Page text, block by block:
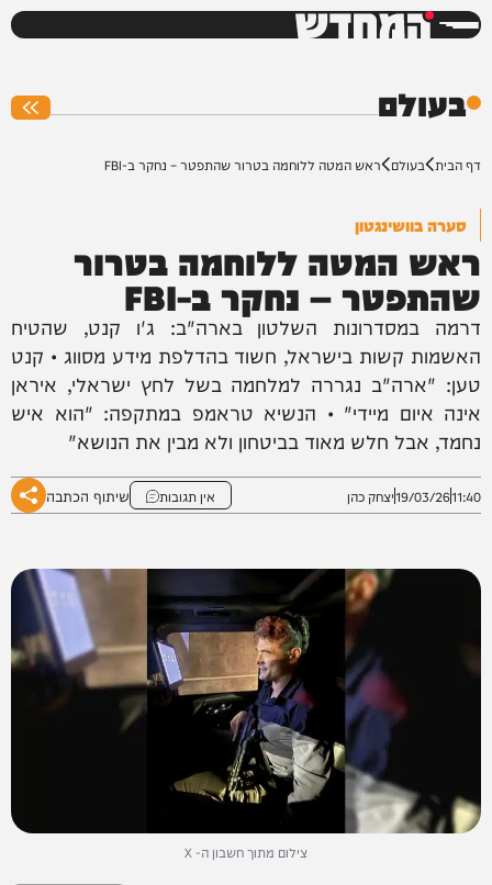
המחדש
בעולם
דף הבית בעולם ראש המטה ללוחמה בטרור שהתפטר – נחקר ב-FBI
סערה בוושינגטון
ראש המטה ללוחמה בטרור
שהתפטר – נחקר ב-FBI
דרמה במסדרונות השלטון בארה"ב: ג'ו קנט, שהטיח
האשמות קשות בישראל, חשוד בהדלפת מידע מסווג • קנט
טען: "ארה"ב נגררה למלחמה בשל לחץ ישראלי, איראן
אינה איום מיידי" • הנשיא טראמפ במתקפה: "הוא איש
נחמד, אבל חלש מאוד בביטחון ולא מבין את הנושא"
11:40
19/03/26יצחק כהן אין תגובות שיתוף הכתבה
צילום מתוך חשבון ה- X